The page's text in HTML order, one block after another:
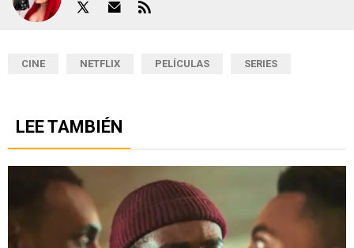
CINE NETFLIX PELÍCULAS SERIES
LEE TAMBIÉN